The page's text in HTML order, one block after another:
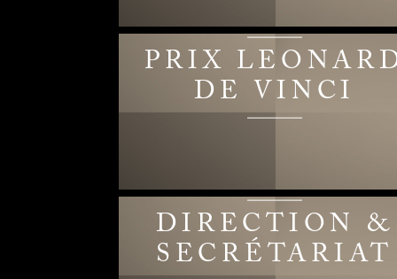
PRIX
DE VINCI
DIRECTION &
SECRÉTARIAT